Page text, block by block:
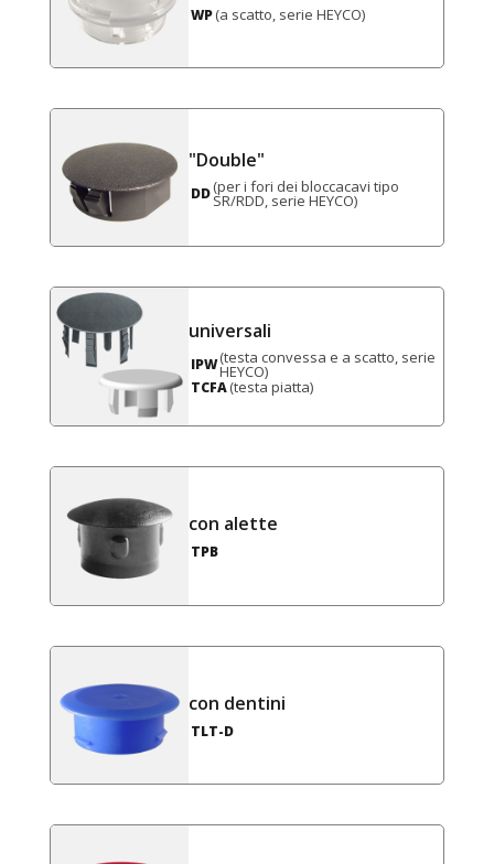
WP (a scatto, serie HEYCO)
"Double"
DD (per i fori dei bloccacavi tipo
SR/RDD, serie HEYCO)
universali
IPW (testa convessa e a scatto, serie
HEYCO)
TCFA (testa piatta)
con alette
TPB
con dentini
TLT-D